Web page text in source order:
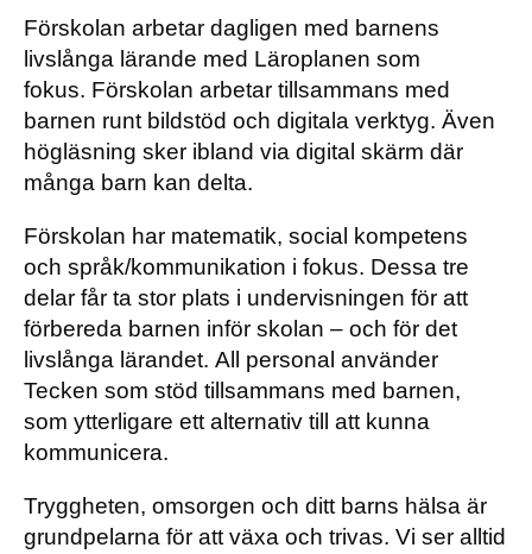
Förskolan arbetar dagligen med barnens
livslånga lärande med Läroplanen som
fokus. Förskolan arbetar tillsammans med
barnen runt bildstöd och digitala verktyg. Även
högläsning sker ibland via digital skärm där
många barn kan delta.
Förskolan har matematik, social kompetens
och språk/kommunikation i fokus. Dessa tre
delar får ta stor plats i undervisningen för att
förbereda barnen inför skolan – och för det
livslånga lärandet. All personal använder
Tecken som stöd tillsammans med barnen,
som ytterligare ett alternativ till att kunna
kommunicera.
Tryggheten, omsorgen och ditt barns hälsa är
grundpelarna för att växa och trivas. Vi ser alltid